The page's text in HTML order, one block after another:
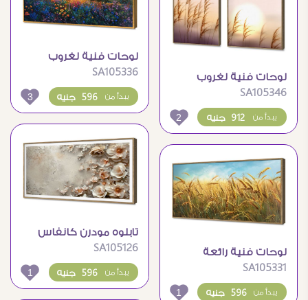
لوحات فنية لغروب
الشمس الساحر مع
سنابل القمح
SA105346
912 جنيه يبدأ من 2
لوحات فنية لغروب
الشمس الساحر وحقول
الزهور
SA105336
596 جنيه يبدأ من 3
لوحات فنية رائعة
لمناظر حقول القمح
الذهبية
SA105331
596 جنيه يبدأ من 1
تابلوه مودرن كانفاس
بزهور بارزة وألوان هادئة
SA105126
596 جنيه يبدأ من 1